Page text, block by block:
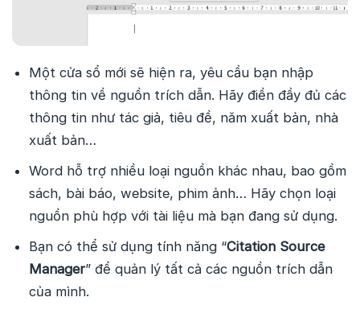
Một cửa sổ mới sẽ hiện ra, yêu cầu bạn nhập
thông tin về nguồn trích dẫn. Hãy điền đầy đủ các
thông tin như tác giả, tiêu đề, năm xuất bản, nhà
xuất bản…
Word hỗ trợ nhiều loại nguồn khác nhau, bao gồm
sách, bài báo, website, phim ảnh… Hãy chọn loại
nguồn phù hợp với tài liệu mà bạn đang sử dụng.
Bạn có thể sử dụng tính năng “Citation Source
Manager” để quản lý tất cả các nguồn trích dẫn
của mình.